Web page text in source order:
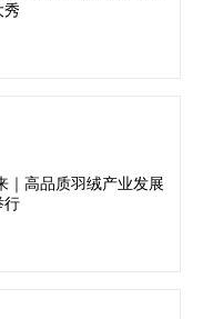
秀
｜高品质羽绒产业发展
行